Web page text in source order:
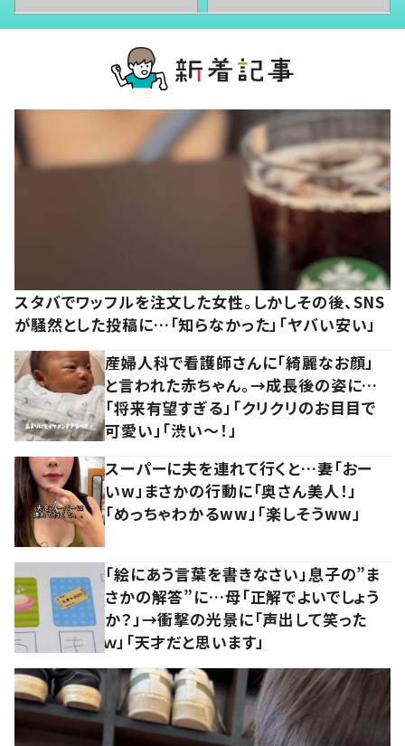
スタバでワッフルを注文した女性。しかしその後、SNS
が騒然とした投稿に…「知らなかった」「ヤバい安い」
産婦人科で看護師さんに「綺麗なお顔」
と言われた赤ちゃん。→成長後の姿に…
「将来有望すぎる」「クリクリのお目目で
可愛い」「渋い～！」
スーパーに夫を連れて行くと…妻「おー
いw」まさかの行動に「奥さん美人！」
「めっちゃわかるww」「楽しそうww」
「絵にあう言葉を書きなさい」息子の”ま
さかの解答”に…母「正解でよいでしょう
か？」→衝撃の光景に「声出して笑った
ｗ」「天才だと思います」